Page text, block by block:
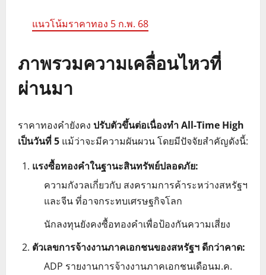
แนวโน้มราคาทอง 5 ก.พ. 68
ภาพรวมความเคลื่อนไหวที่
ผ่านมา
ราคาทองคำยังคง ปรับตัวขึ้นต่อเนื่องทำ All-Time High
เป็นวันที่ 5 แม้ว่าจะมีความผันผวน โดยมีปัจจัยสำคัญดังนี้:
แรงซื้อทองคำในฐานะสินทรัพย์ปลอดภัย:
ความกังวลเกี่ยวกับ สงครามการค้าระหว่างสหรัฐฯ
และจีน ที่อาจกระทบเศรษฐกิจโลก
นักลงทุนยังคงซื้อทองคำเพื่อป้องกันความเสี่ยง
ตัวเลขการจ้างงานภาคเอกชนของสหรัฐฯ ดีกว่าคาด:
ADP รายงานการจ้างงานภาคเอกชนเดือนม.ค.